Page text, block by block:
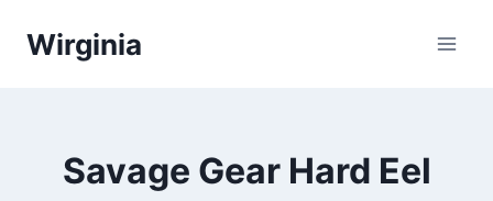
sisältöön
Wirginia
Savage Gear Hard Eel